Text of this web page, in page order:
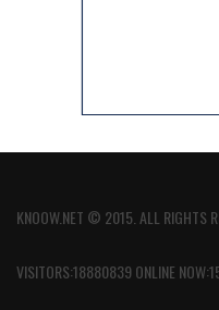
KNOOW.NET © 2015. ALL RIGHTS
VISITORS:18880839 ONLINE